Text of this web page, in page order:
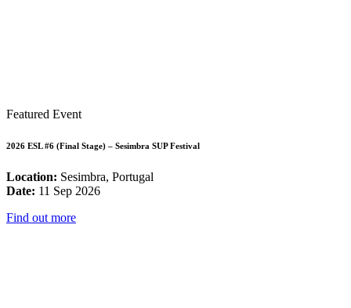
Featured Event
2026 ESL #6 (Final Stage) – Sesimbra SUP Festival
Location: Sesimbra, Portugal
Date: 11 Sep 2026
Find out more